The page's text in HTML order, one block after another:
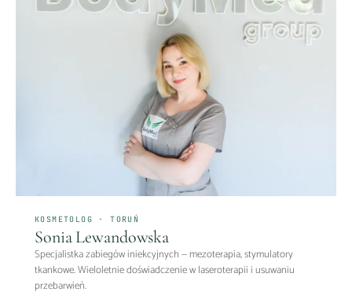
KOSMETOLOG · TORUŃ
Sonia Lewandowska
Specjalistka zabiegów iniekcyjnych — mezoterapia, stymulatory
tkankowe. Wieloletnie doświadczenie w laseroterapii i usuwaniu
przebarwień.